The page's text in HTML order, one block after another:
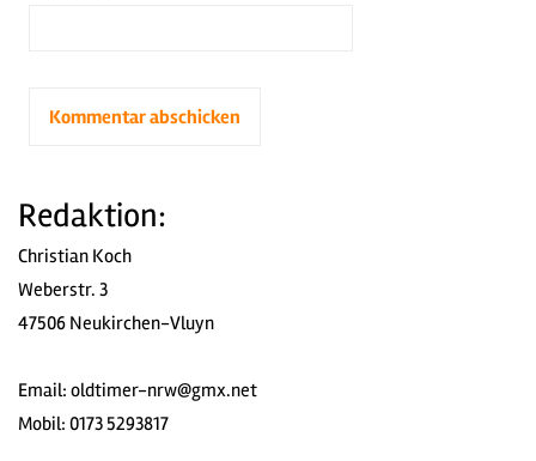
Redaktion:
Christian Koch
Weberstr. 3
47506 Neukirchen-Vluyn
Email: oldtimer-nrw@gmx.net
Mobil: 0173 5293817